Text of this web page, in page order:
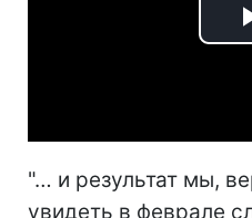
"… и результат мы,
увидеть в феврале